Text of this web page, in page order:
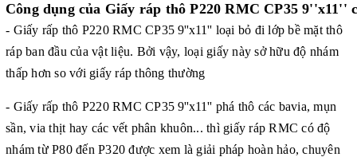
Công dụng của Giấy ráp thô P220 RMC CP35 9''x11''
- Giấy rấp thô P220 RMC CP359''x11'' loại bỏ đi lớp bề mặt thô
ráp ban đầu của vật liệu. Bởi vậy, loại giấy này sở hữu độ nhám
thấp hơn so với giấy ráp thông thường
- Giấy rấp thô P220 RMC CP359''x11'' phá thô các bavia, mụn
sần, via thịt hay các vết phân khuôn... thì giấy ráp RMC có độ
nhám từ P80 đến P320 được xem là giải pháp hoàn hảo, chuyên